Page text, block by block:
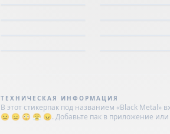
ТЕХНИЧЕСКАЯ ИНФОРМАЦИЯ
В этот стикерпак под названием «Black Metal»
😐 😑 😳 😤 😠. Добавьте пак в приложение